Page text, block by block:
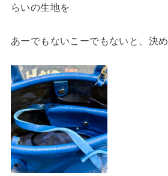
らいの生地を
あーでもないこーでもないと、決